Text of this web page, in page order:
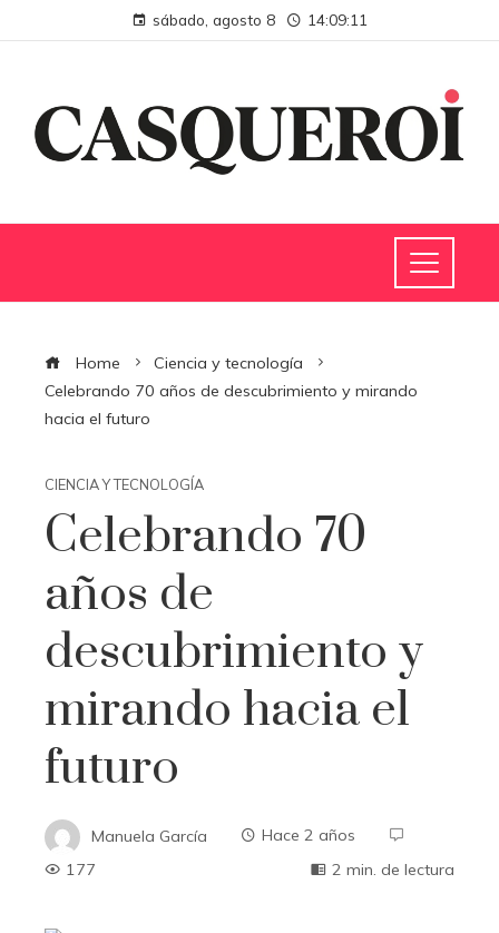
sábado, agosto 8 14:09:12
Home
Ciencia y tecnología
Celebrando 70 años de descubrimiento y mirando
hacia el futuro
CIENCIA Y TECNOLOGÍA
Celebrando 70
años de
descubrimiento y
mirando hacia el
futuro
Manuela García
Hace 2 años
177
2 min. de lectura